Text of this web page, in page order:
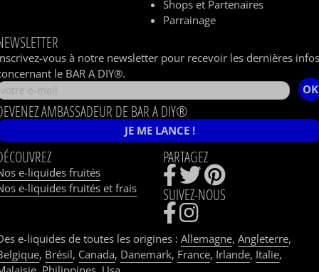
Shops et Partenaires
Parrainage
vous à notre newsletter pour recevoir les dernières
le BAR A DIY®.
OK
AMBASSADEUR DE BAR A DIY®
JE ME LANCE !
e-liquides fruités
e-liquides fruités et frais
PARTAGEZ
SUIVEZ-NOUS
e-liquides de toutes les origines :Allemagne,Angleterre,
, Brésil, Canada, Danemark, France, Irlande, Italie,